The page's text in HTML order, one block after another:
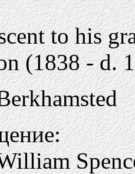
to his
(1838 - d.